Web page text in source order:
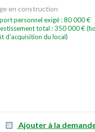
en construction
personnel exigé : 80 000 €
total : 350 000 €
d’acquisition du local)
Ajouter à la